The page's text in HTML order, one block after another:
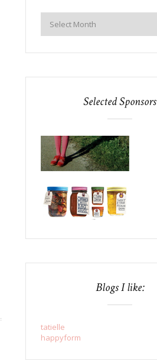
Selected Sponsors
Blogs I like:
tatielle
happyform